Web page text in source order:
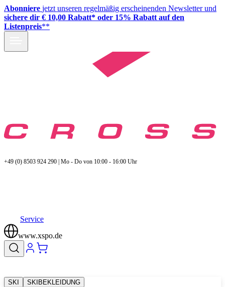
Abonniere jetzt unseren regelmäßig erscheinenden Newsletter und
sichere dir € 10,00 Rabatt* oder 15% Rabatt auf den
Listenpreis**
+49 (0) 8503 924 290 | Mo - Do von 10:00 - 16:00 Uhr
Service
www.xspo.de
SKI SKIBEKLEIDUNG